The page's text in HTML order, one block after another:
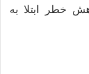
خطر ابتلا به